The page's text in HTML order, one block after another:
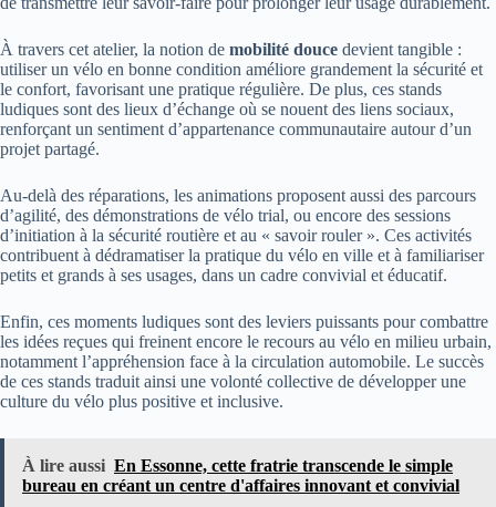
À travers cet atelier, la notion de mobilité douce devient tangible :
utiliser un vélo en bonne condition améliore grandement la sécurité et
le confort, favorisant une pratique régulière. De plus, ces stands
ludiques sont des lieux d’échange où se nouent des liens sociaux,
renforçant un sentiment d’appartenance communautaire autour d’un
projet partagé.
Au-delà des réparations, les animations proposent aussi des parcours
d’agilité, des démonstrations de vélo trial, ou encore des sessions
d’initiation à la sécurité routière et au « savoir rouler ». Ces activités
contribuent à dédramatiser la pratique du vélo en ville et à familiariser
petits et grands à ses usages, dans un cadre convivial et éducatif.
Enfin, ces moments ludiques sont des leviers puissants pour combattre
les idées reçues qui freinent encore le recours au vélo en milieu urbain,
notamment l’appréhension face à la circulation automobile. Le succès
de ces stands traduit ainsi une volonté collective de développer une
culture du vélo plus positive et inclusive.
À lire aussi En Essonne, cette fratrie transcende le simple
bureau en créant un centre d'affaires innovant et convivial